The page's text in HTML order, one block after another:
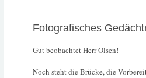
Fotografisches
Gut beobachtet Herr Olsen!
Noch steht die Brücke, die